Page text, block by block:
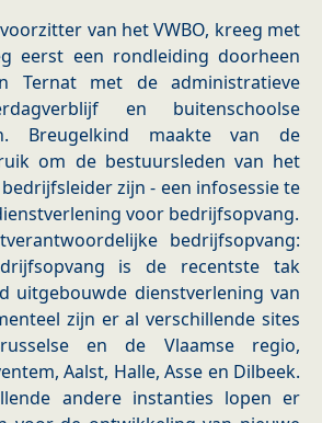
van het VWBO, kreeg met
eerst een rondleiding doorheen
Ternat met de administratieve
en buitenschoolse
Breugelkind maakte van de
om de bestuursleden van het
bedrijfsleider zijn - een infosessie te
voor bedrijfsopvang.
bedrijfsopvang:
is de recentste tak
uitgebouwde dienstverlening van
zijn er al verschillende sites
en de Vlaamse regio,
Aalst, Halle, Asse en Dilbeek.
andere instanties lopen er